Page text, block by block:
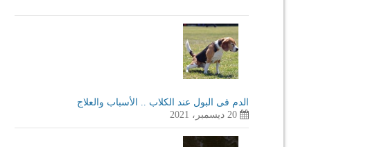
الدم فى البول عند الكلاب .. الأسباب والعلاج
20 ديسمبر، 2021